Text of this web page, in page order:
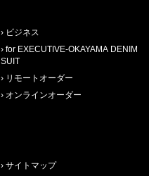
ビジネス
for EXECUTIVE-OKAYAMA DENIM
SUIT
リモートオーダー
オンラインオーダー
サイトマップ